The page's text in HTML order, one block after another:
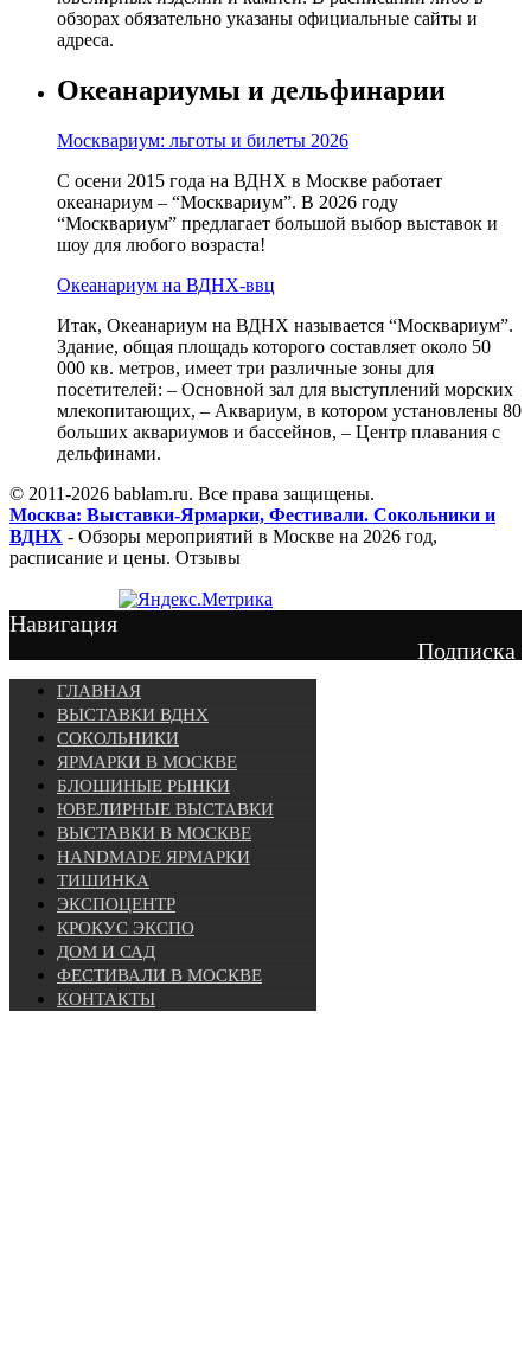
обзорах обязательно указаны официальные сайты и
адреса.
Океанариумы и дельфинарии
Москвариум: льготы и билеты 2026
С осени 2015 года на ВДНХ в Москве работает
океанариум – “Москвариум”. В 2026 году
“Москвариум” предлагает большой выбор выставок и
шоу для любого возраста!
Океанариум на ВДНХ-ввц
Итак, Океанариум на ВДНХ называется “Москвариум”.
Здание, общая площадь которого составляет около 50
000 кв. метров, имеет три различные зоны для
посетителей: – Основной зал для выступлений морских
млекопитающих, – Аквариум, в котором установлены 80
больших аквариумов и бассейнов, – Центр плавания с
дельфинами.
© 2011-2026 bablam.ru. Все права защищены.
Москва: Выставки-Ярмарки, Фестивали. Сокольники и
ВДНХ - Обзоры мероприятий в Москве на 2026 год,
расписание и цены. Отзывы
Навигация
Подписка
ГЛАВНАЯ
ВЫСТАВКИ ВДНХ
СОКОЛЬНИКИ
ЯРМАРКИ В МОСКВЕ
БЛОШИНЫЕ РЫНКИ
ЮВЕЛИРНЫЕ ВЫСТАВКИ
ВЫСТАВКИ В МОСКВЕ
HANDMADE ЯРМАРКИ
ТИШИНКА
ЭКСПОЦЕНТР
КРОКУС ЭКСПО
ДОМ И САД
ФЕСТИВАЛИ В МОСКВЕ
КОНТАКТЫ